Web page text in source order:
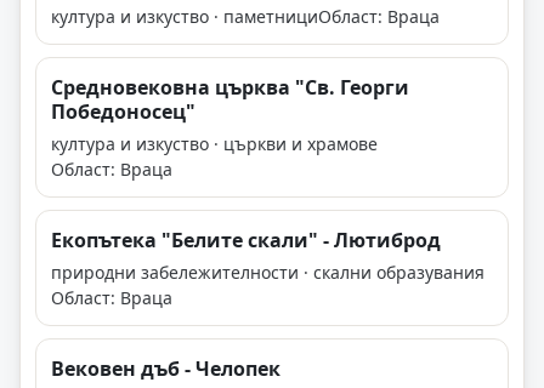
култура и изкуство · паметнициОбласт: Враца
Средновековна църква "Св. Георги
Победоносец"
култура и изкуство · църкви и храмове
Област: Враца
Екопътека "Белите скали" - Лютиброд
природни забележителности · скални образувания
Област: Враца
Вековен дъб - Челопек